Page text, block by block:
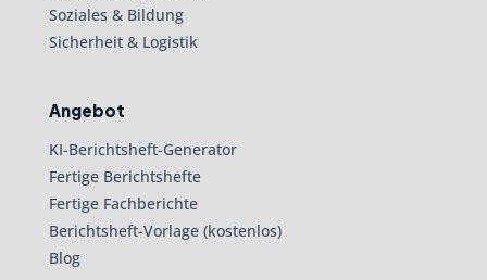
Soziales & Bildung
Sicherheit & Logistik
Angebot
KI-Berichtsheft-Generator
Fertige Berichtshefte
Fertige Fachberichte
Berichtsheft-Vorlage (kostenlos)
Blog